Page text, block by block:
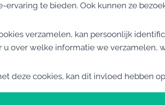
te bieden. Ook kunnen ze
verzamelen, kan persoonlijk
over welke informatie we verzamelen,
deze cookies, kan dit invloed hebben